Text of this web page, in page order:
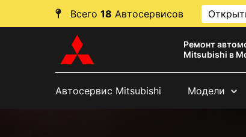
Всего 18 Автосервисов
Ремонт
Mitsubishi в
Автосервис Mitsubishi Модели